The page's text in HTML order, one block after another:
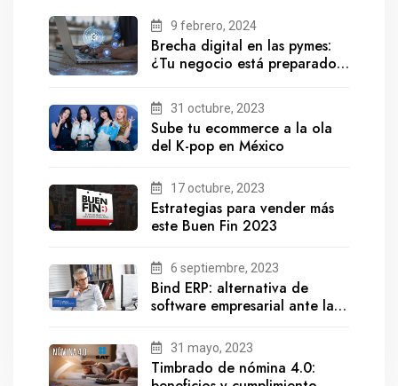
9 febrero, 2024
Brecha digital en las pymes:
¿Tu negocio está preparado
31 octubre, 2023
Sube tu ecommerce a la ola
del K-pop en México
17 octubre, 2023
Estrategias para vender más
este Buen Fin 2023
6 septiembre, 2023
Bind ERP: alternativa de
software empresarial ante la
31 mayo, 2023
Timbrado de nómina 4.0: